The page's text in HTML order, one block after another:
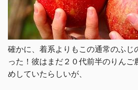
確かに、着系よりもこの通常のふじ
った！彼はまだ２０代前半のりんご
めしていたらしいが、